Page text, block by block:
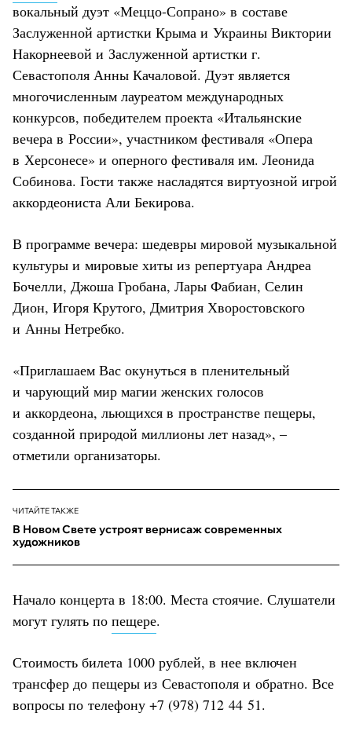
вокальный дуэт «Меццо-Сопрано» в составе
Заслуженной артистки Крыма и Украины Виктории
Накорнеевой и Заслуженной артистки г.
Севастополя Анны Качаловой. Дуэт является
многочисленным лауреатом международных
конкурсов, победителем проекта «Итальянские
вечера в России», участником фестиваля «Опера
в Херсонесе» и оперного фестиваля им. Леонида
Собинова. Гости также насладятся виртуозной игрой
аккордеониста Али Бекирова.
В программе вечера: шедевры мировой музыкальной
культуры и мировые хиты из репертуара Андреа
Бочелли, Джоша Гробана, Лары Фабиан, Селин
Дион, Игоря Крутого, Дмитрия Хворостовского
и Анны Нетребко.
«Приглашаем Вас окунуться в пленительный
и чарующий мир магии женских голосов
и аккордеона, льющихся в пространстве пещеры,
созданной природой миллионы лет назад», –
отметили организаторы.
ЧИТАЙТЕ ТАКЖЕ
В Новом Свете устроят вернисаж современных
художников
Начало концерта в 18:00. Места стоячие. Слушатели
могут гулять по пещере.
Стоимость билета 1000 рублей, в нее включен
трансфер до пещеры из Севастополя и обратно. Все
вопросы по телефону +7 (978) 712 44 51.